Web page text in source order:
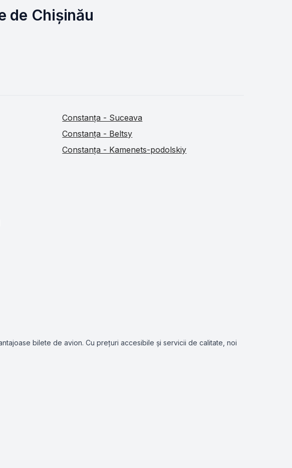
de Chișinău
Constanța - Suceava
Constanța - Beltsy
Constanța - Kamenets-podolskiy
bilete de avion. Cu prețuri accesibile și servicii de calitate, noi